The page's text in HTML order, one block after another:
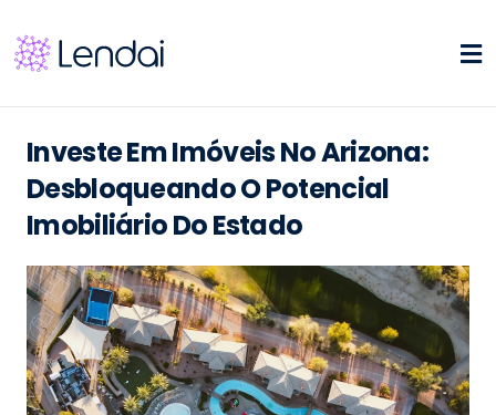
Investe Em Imóveis No Arizona:
Desbloqueando O Potencial
Imobiliário Do Estado